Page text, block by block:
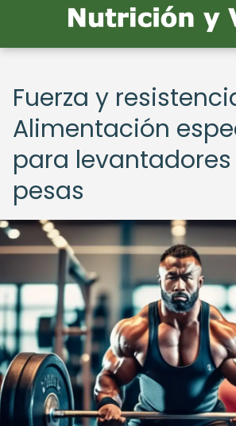
Fuerza y
Alimentación
para
pesas